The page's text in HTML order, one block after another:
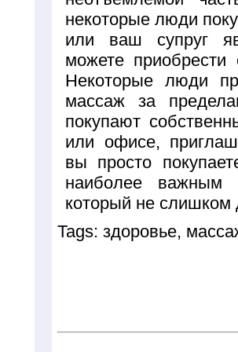
некоторые люди
или ваш супруг
можете приобрести
Некоторые люди
массаж за
покупают
или офисе,
вы просто
наиболее важным
который не слишком
Tags: здоровье,